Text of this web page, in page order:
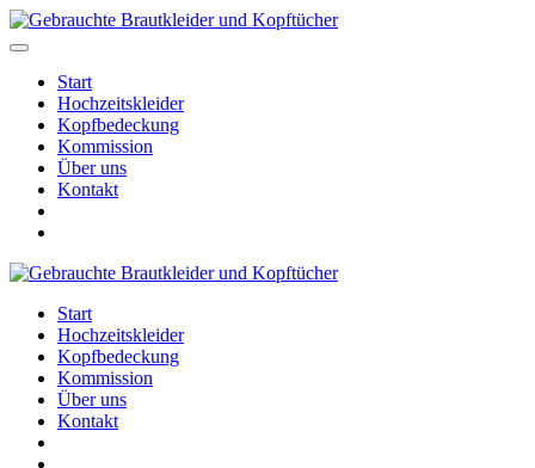
Start
Hochzeitskleider
Kopfbedeckung
Kommission
Über uns
Kontakt
Start
Hochzeitskleider
Kopfbedeckung
Kommission
Über uns
Kontakt